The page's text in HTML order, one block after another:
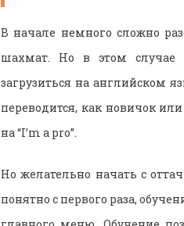
В начале немного сложно
шахмат. Но в этом случае
загрузиться на английском
переводится, как новичок
на “I’m a pro”.
Но желательно начать с
понятно с первого раза,